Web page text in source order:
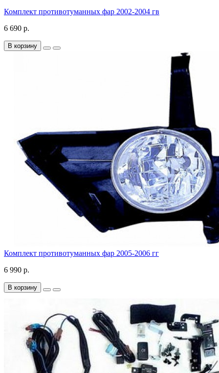
Комплект противотуманных фар 2002-2004 гв
6 690 р.
В корзину
Комплект противотуманных фар 2005-2006 гг
6 990 р.
В корзину